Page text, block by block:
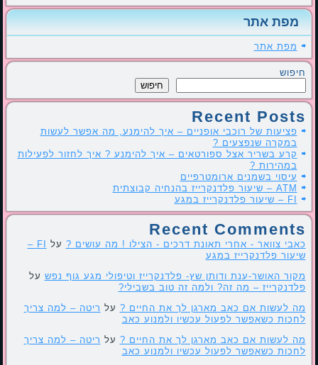
מפת אתר
מפת אתר
חיפוש
חיפוש
Recent Posts
פציעות של רוכבי אופניים – איך להימנע, מה אפשר לעשות
במקרה שנפצעים ?
קרע בשריר אצל ספורטאים – איך להימנע ? איך לחזור לפעילות
במהירות ?
עיסוי בשמנים ארומטרפיים
ATM – שיעור פלדנקרייז בהנחיה קבוצתית
FI – שיעור פלדנקרייז במגע
Recent Comments
כאבי צוואר - אחרי תאונת דרכים - הצילו ! מה עושים ? על
FI –
שיעור פלדנקרייז במגע
מקור האושר-ענת ודותן שץ- פלדנקרייז וטיפולי מגע גוף נפש על
פלדנקרייז – מה זה? ולמה זה טוב בשבילי?
מה לעשות אם כאב מארגן לך את החיים ? על ריטה – למה צריך
לחכות כשאפשר לפעול עכשיו ולמנוע כאב
מה לעשות אם כאב מארגן לך את החיים ? על ריטה – למה צריך
לחכות כשאפשר לפעול עכשיו ולמנוע כאב